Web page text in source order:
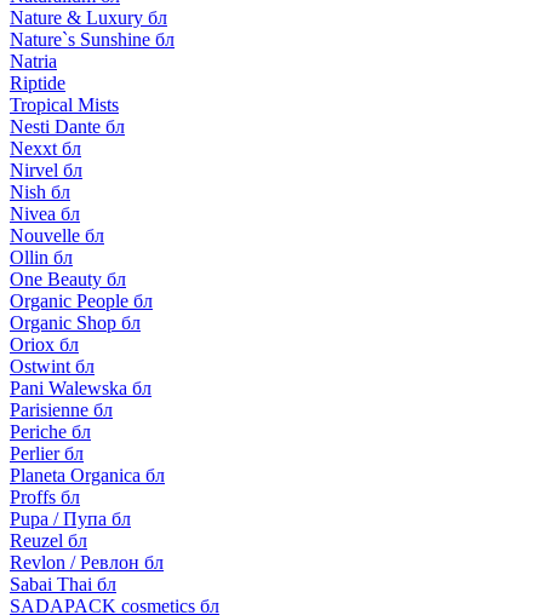
Nature & Luxury бл
Nature`s Sunshine бл
Natria
Riptide
Tropical Mists
Nesti Dante бл
Nexxt бл
Nirvel бл
Nish бл
Nivea бл
Nouvelle бл
Ollin бл
One Beauty бл
Organic People бл
Organic Shop бл
Oriox бл
Ostwint бл
Pani Walewska бл
Parisienne бл
Periche бл
Perlier бл
Planeta Organica бл
Proffs бл
Pupa / Пупа бл
Reuzel бл
Revlon / Ревлон бл
Sabai Thai бл
SADAPACK cosmetics бл